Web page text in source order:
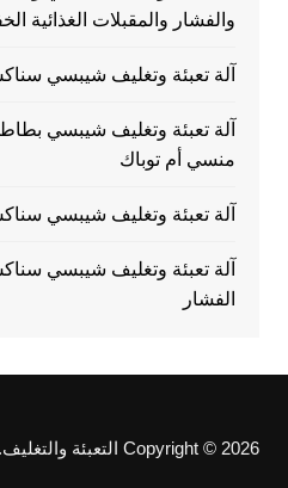
والفشار والمقبلات الغذائية
آلة تعبئة وتغليف شيبسي
آلة تعبئة وتغليف شيبسي
منسي أم توباك
آلة تعبئة وتغليف شيبسي
آلة تعبئة وتغليف شيبسي
الفشار
Copyright © 2026 التعبئة والتغليف. All rights reserved.